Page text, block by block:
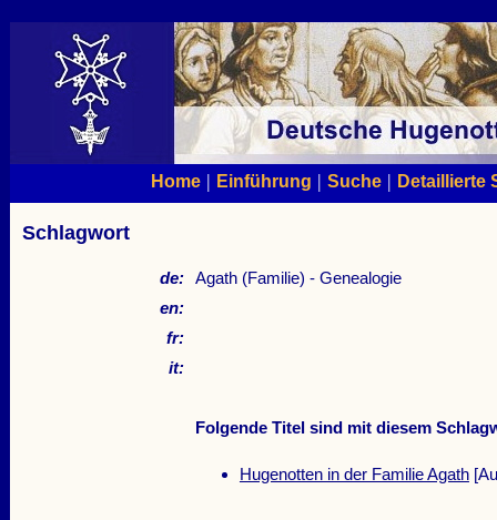
Home| Einführung | Suche| Detaillierte
Schlagwort
de: Agath (Familie) - Genealogie
en:
fr:
it:
Folgende Titel sind mit diesem
Hugenotten in der Familie Agath